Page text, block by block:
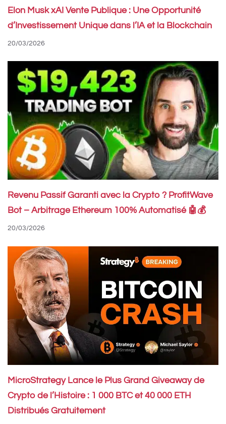
Elon Musk xAI Vente Publique : Une Opportunité
d’Investissement Unique dans l’IA et la Blockchain
20/03/2026
Revenu Passif Garanti avec la Crypto ? ProfitWave
Bot – Arbitrage Ethereum 100% Automatisé 🤖💰
20/03/2026
MicroStrategy Lance le Plus Grand Giveaway de
Crypto de l’Histoire : 1 000 BTC et 40 000 ETH
Distribués Gratuitement